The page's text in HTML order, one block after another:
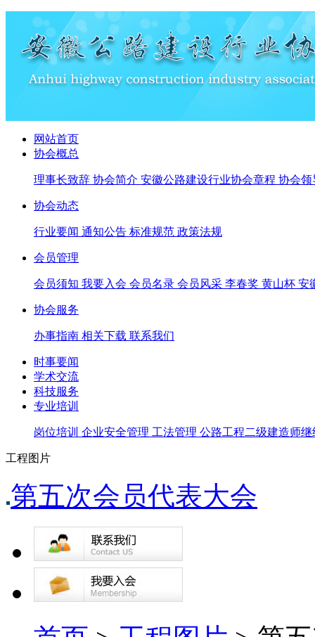
网站首页
协会概总
理事长致辞 协会简介 安徽公路建设行业协会章程 协会
协会动态
行业要闻 通知公告 标准规范 政策法规
会员管理
会员须知 我要入会 会员名录 会员风采 李春奖 黄山杯 安
协会服务
办事指南 相关下载 联系我们
时事要闻
学术交流
科技服务
专业培训
岗位培训 企业安全管理 工法管理 公路工程二级建造师继
工程图片
第五次会员代表大会